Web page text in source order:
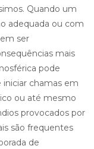
Quando um
adequada ou com
ser
mais
pode
iniciar chamas em
ou até mesmo
provocados por
são frequentes
de